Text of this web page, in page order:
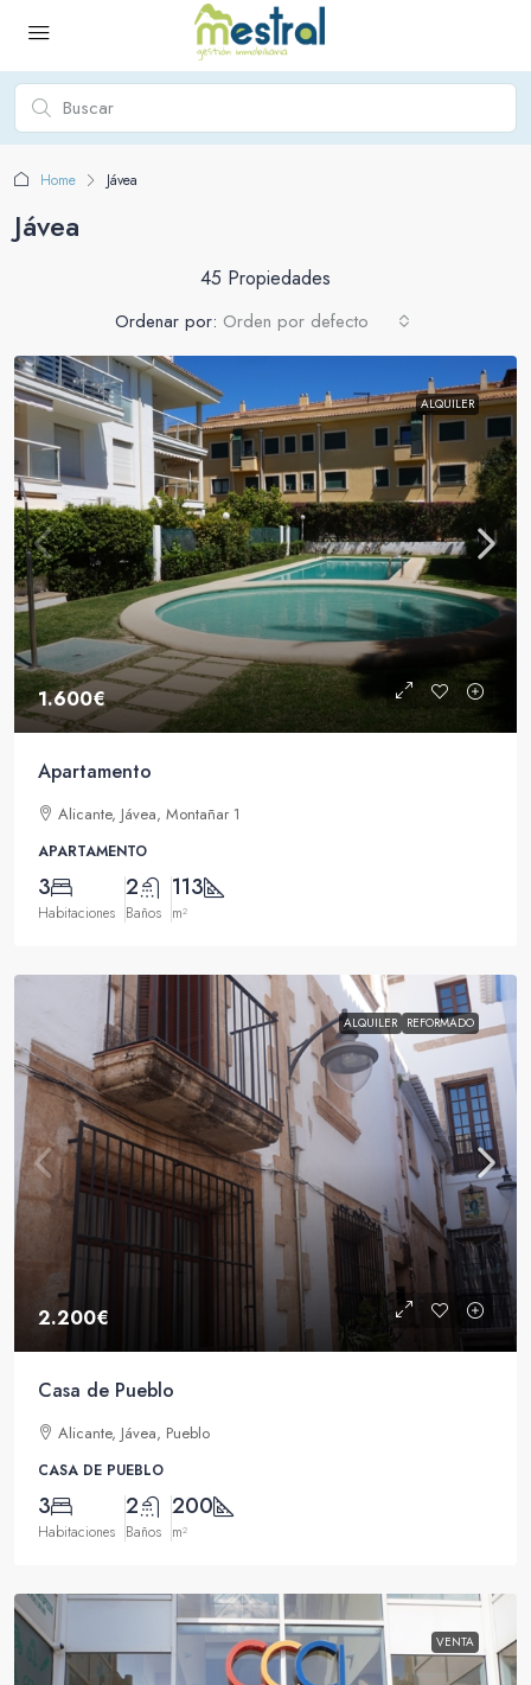
Home Jávea
Jávea
45 Propiedades
Ordenar por: Orden por defecto
ALQUILER
1.600€
Apartamento
Alicante, Jávea, Montañar 1
APARTAMENTO
3
Habitaciones
2
Baños
113
m²
ALQUILER REFORMADO
2.200€
Casa de Pueblo
Alicante, Jávea, Pueblo
CASA DE PUEBLO
3
Habitaciones
2
Baños
200
m²
VENTA